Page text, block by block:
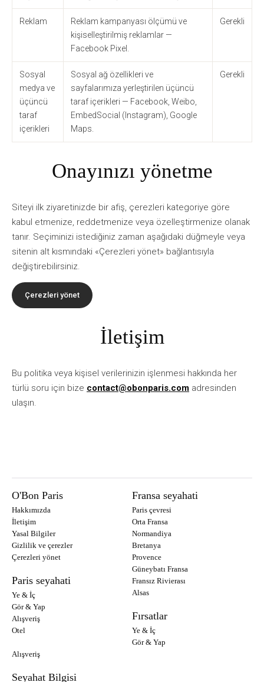
Reklam
Reklam kampanyası ölçümü ve
kişiselleştirilmiş reklamlar —
Facebook Pixel.
Gerekli
Sosyal
medya ve
üçüncü
taraf
içerikleri
Sosyal ağ özellikleri ve
sayfalarımıza yerleştirilen üçüncü
taraf içerikleri — Facebook, Weibo,
EmbedSocial (Instagram), Google
Maps.
Gerekli
Onayınızı yönetme
Siteyi ilk ziyaretinizde bir afiş, çerezleri kategoriye göre
kabul etmenize, reddetmenize veya özelleştirmenize olanak
tanır. Seçiminizi istediğiniz zaman aşağıdaki düğmeyle veya
sitenin alt kısmındaki «Çerezleri yönet» bağlantısıyla
değiştirebilirsiniz.
Çerezleri yönet
İletişim
Bu politika veya kişisel verilerinizin işlenmesi hakkında her
türlü soru için bize contact@obonparis.com adresinden
ulaşın.
O'Bon Paris
Hakkımızda
İletişim
Yasal Bilgiler
Gizlilik ve çerezler
Çerezleri yönet
Paris seyahati
Ye & İç
Gör & Yap
Alışveriş
Otel
Fransa seyahati
Paris çevresi
Orta Fransa
Normandiya
Bretanya
Provence
Güneybatı Fransa
Fransız Rivierası
Alsas
Fırsatlar
Ye & İç
Gör & Yap
Alışveriş
Seyahat Bilgisi